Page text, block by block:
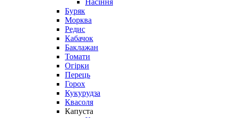
Насіння
Буряк
Морква
Редис
Кабачок
Баклажан
Томати
Огірки
Перець
Горох
Кукурудза
Квасоля
Капуста